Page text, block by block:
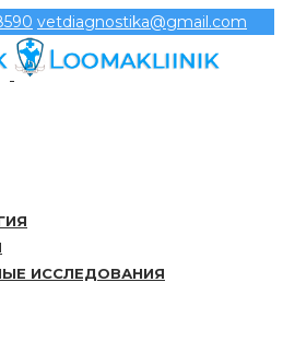
vetdiagnostika@gmail.com
ИССЛЕДОВАНИЯ